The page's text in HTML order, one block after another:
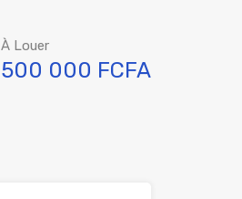
À Louer
500 000 FCFA